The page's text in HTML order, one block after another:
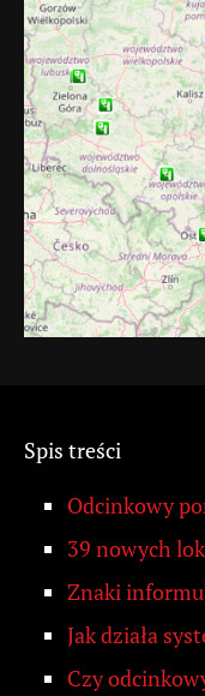
Spis treści
Odcinkowy
39 nowych
Znaki
Jak działa
Czy